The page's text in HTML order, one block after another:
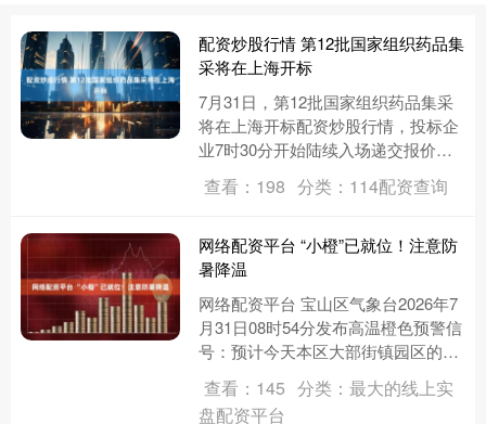
配资炒股行情 第12批国家组织药品集
采将在上海开标
7月31日，第12批国家组织药品集采
将在上海开标配资炒股行情，投标企
业7时30分开始陆续入场递交报价材
料。本次集采共纳入65种药品，覆盖
抗感染、抗肿瘤、抗血栓、....
查看：198 分类：114配资查询
网络配资平台 “小橙”已就位！注意防
暑降温
网络配资平台 宝山区气象台2026年7
月31日08时54分发布高温橙色预警信
号：预计今天本区大部街镇园区的最
高气温将超过37℃，请注意防范强高
温对工农业生产、人....
查看：145 分类：最大的线上实
盘配资平台